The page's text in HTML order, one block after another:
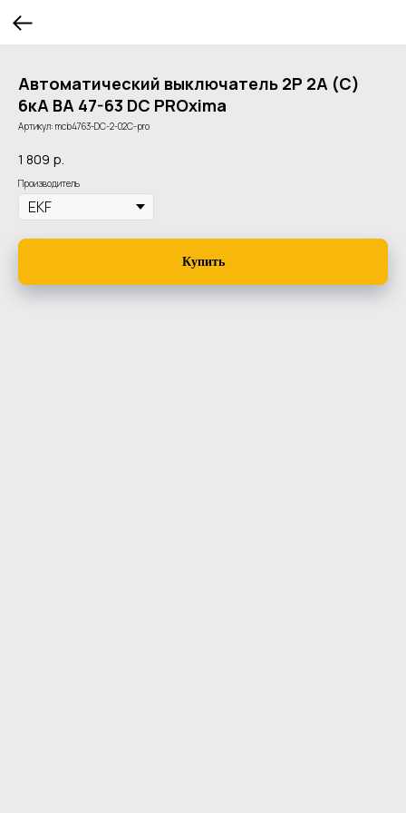
Автоматический выключатель 2P 2А (C)
6кА ВА 47-63 DC PROxima
Артикул: mcb4763-DC-2-02C-pro
1 809 р.
Производитель
Купить